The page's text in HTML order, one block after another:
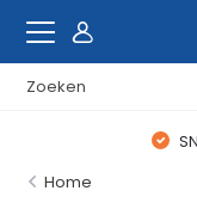
Home